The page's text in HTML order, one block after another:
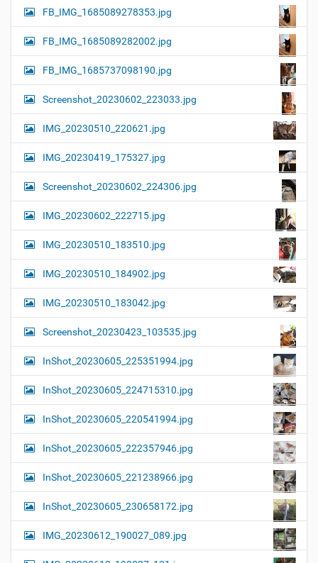
FB_IMG_1685089278353.jpg
FB_IMG_1685089282002.jpg
FB_IMG_1685737098190.jpg
Screenshot_20230602_223033.jpg
IMG_20230510_220621.jpg
IMG_20230419_175327.jpg
Screenshot_20230602_224306.jpg
IMG_20230602_222715.jpg
IMG_20230510_183510.jpg
IMG_20230510_184902.jpg
IMG_20230510_183042.jpg
Screenshot_20230423_103535.jpg
InShot_20230605_225351994.jpg
InShot_20230605_224715310.jpg
InShot_20230605_220541994.jpg
InShot_20230605_222357946.jpg
InShot_20230605_221238966.jpg
InShot_20230605_230658172.jpg
IMG_20230612_190027_089.jpg